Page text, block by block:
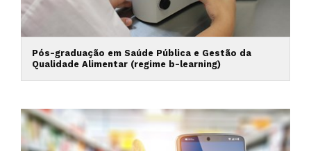
Pós-graduação em Saúde Pública e Gestão da
Qualidade Alimentar (regime b-learning)